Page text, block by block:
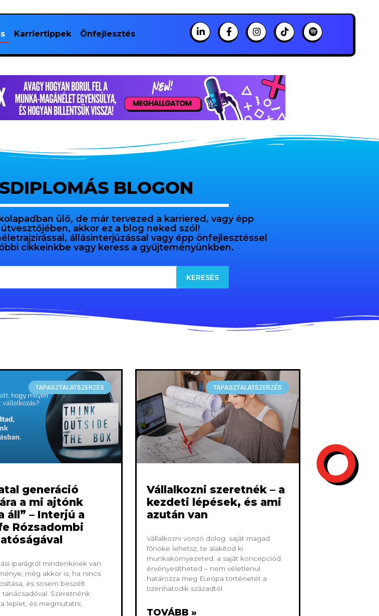
Karriertippek Önfejlesztés
BLOGON
ülő, de már tervezed a karriered, vagy épp
akkor ez a blog neked szól!
állásinterjúzással vagy épp önfejlesztéssel
cikkeinkbe vagy keress a gyűjteményünkben.
TAPASZTALATSZERZÉS
generáció
a mi ajtónk
áll” – Interjú a
Rózsadombi
iparágról mindenkinek van
még akkor is, ha nincs
és sosem beszélt
tanácsadóval. Szeretnénk
leplet, és megmutatni,
TAPASZTALATSZERZÉS
Vállalkozni szeretnék – a
kezdeti lépések, és ami
azután van
Vállalkozni vonzó dolog: saját magad
főnöke lehetsz, te alakítod ki
munkakörnyezeted, a saját koncepciód
érvényesítheted – nem véletlenül
határozza meg Európa történetét a
tizenhatodik századtól
TOVÁBB »